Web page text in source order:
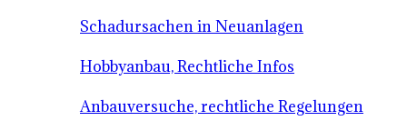
Schadursachen in Neuanlagen
Hobbyanbau, Rechtliche Infos
Anbauversuche, rechtliche Regelungen